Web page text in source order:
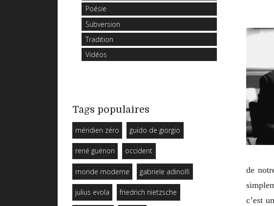
Poésie
Subversion
Tradition
Vidéos
Tags populaires
méridien zéro guido de giorgio
rené guénon occident
monde moderne gabriele adinolfi
julius evola friedrich nietzsche
de
c’est